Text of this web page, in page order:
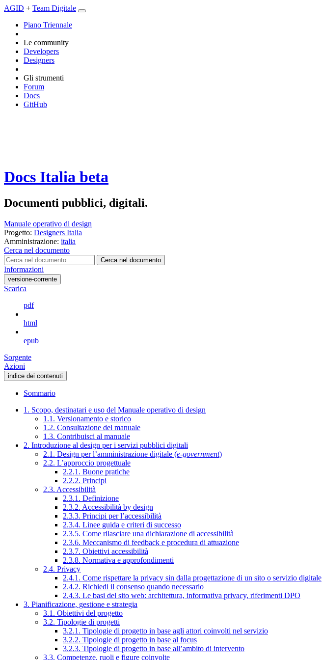
AGID + Team Digitale
Piano Triennale
Le community
Developers
Designers
Gli strumenti
Forum
Docs
GitHub
Docs Italia beta
Documenti pubblici, digitali.
Manuale operativo di design
Progetto: Designers Italia
Amministrazione: italia
Cerca nel documento
Cerca nel documento
Informazioni
versione-corrente
Scarica
pdf
html
epub
Sorgente
Azioni
indice dei contenuti
Sommario
1. Scopo, destinatari e uso del Manuale operativo di design
1.1. Versionamento e storico
1.2. Consultazione del manuale
1.3. Contribuisci al manuale
2. Introduzione al design per i servizi pubblici digitali
2.1. Design per l’amministrazione digitale (e-government)
2.2. L’approccio progettuale
2.2.1. Buone pratiche
2.2.2. Principi
2.3. Accessibilità
2.3.1. Definizione
2.3.2. Accessibilità by design
2.3.3. Principi per l’accessibilità
2.3.4. Linee guida e criteri di successo
2.3.5. Come rilasciare una dichiarazione di accessibilità
2.3.6. Meccanismo di feedback e procedura di attuazione
2.3.7. Obiettivi accessibilità
2.3.8. Normativa e approfondimenti
2.4. Privacy
2.4.1. Come rispettare la privacy sin dalla progettazione di un sito o servizio digitale
2.4.2. Richiedi il consenso quando necessario
2.4.3. Le basi del sito web: architettura, informativa privacy, riferimenti DPO
3. Pianificazione, gestione e strategia
3.1. Obiettivi del progetto
3.2. Tipologie di progetti
3.2.1. Tipologie di progetto in base agli attori coinvolti nel servizio
3.2.2. Tipologie di progetto in base al focus
3.2.3. Tipologie di progetto in base all’ambito di intervento
3.3. Competenze, ruoli e figure coinvolte